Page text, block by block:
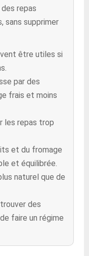
repas
sans supprimer
être utiles si
par des
frais et moins
les repas trop
et du fromage
et équilibrée.
naturel que de
des
faire un régime